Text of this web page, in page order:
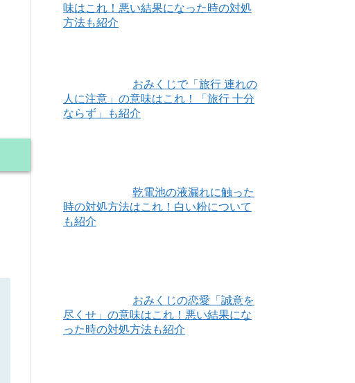
味はこれ！悪い結果になった時の対処
方法も紹介
おみくじで「旅行 連れの
人に注意」の意味はこれ！「旅行 十分
ならず」も紹介
乾電池の液漏れに触った
時の対処方法はこれ！白い粉について
も紹介
おみくじの恋愛「誠意を
尽くせ」の意味はこれ！悪い結果にな
った時の対処方法も紹介